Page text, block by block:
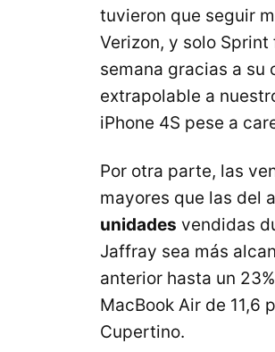
tuvieron que seguir
Verizon, y solo
semana gracias a su
extrapolable a
iPhone 4S pese a
Por otra parte, las
mayores que las del
unidades vendidas
Jaffray sea más
anterior hasta un
MacBook Air de 11,6
Cupertino.